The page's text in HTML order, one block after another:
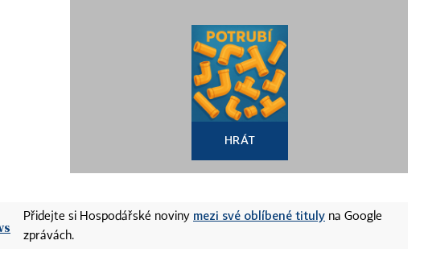
HRÁT
Přidejte si Hospodářské noviny mezi své oblíbené tituly na Google
zprávách.